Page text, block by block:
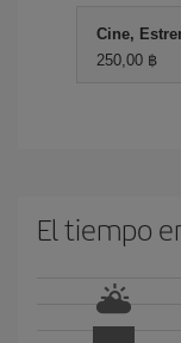
Cine,
250,00 ฿
El tiempo